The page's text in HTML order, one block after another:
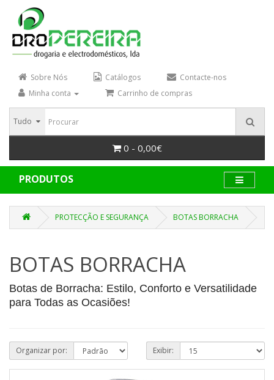
Sobre Nós Catálogos
Contacte-nos
Minha conta
Carrinho de compras
Tudo
0 - 0,00€
PRODUTOS
PROTECÇÃO E SEGURANÇA BOTAS BORRACHA
BOTAS BORRACHA
Botas de Borracha: Estilo, Conforto e Versatilidade
para Todas as Ocasiões!
Organizar por: Exibir: